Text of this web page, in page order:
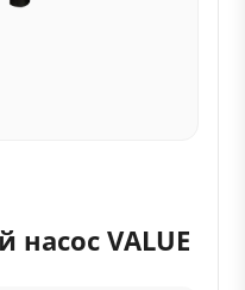
насос VALUE